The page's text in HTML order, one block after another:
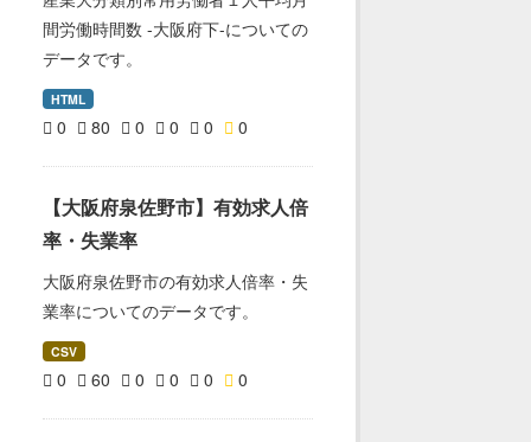
間労働時間数 -大阪府下-についての
データです。
HTML
0 80 0 0 0 0
【大阪府泉佐野市】有効求人倍
率・失業率
大阪府泉佐野市の有効求人倍率・失
業率についてのデータです。
CSV
0 60 0 0 0 0